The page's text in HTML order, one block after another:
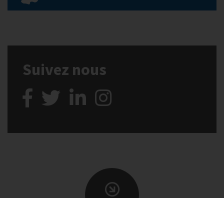
Suivez nous